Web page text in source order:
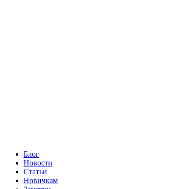
Блог
Новости
Статьи
Новичкам